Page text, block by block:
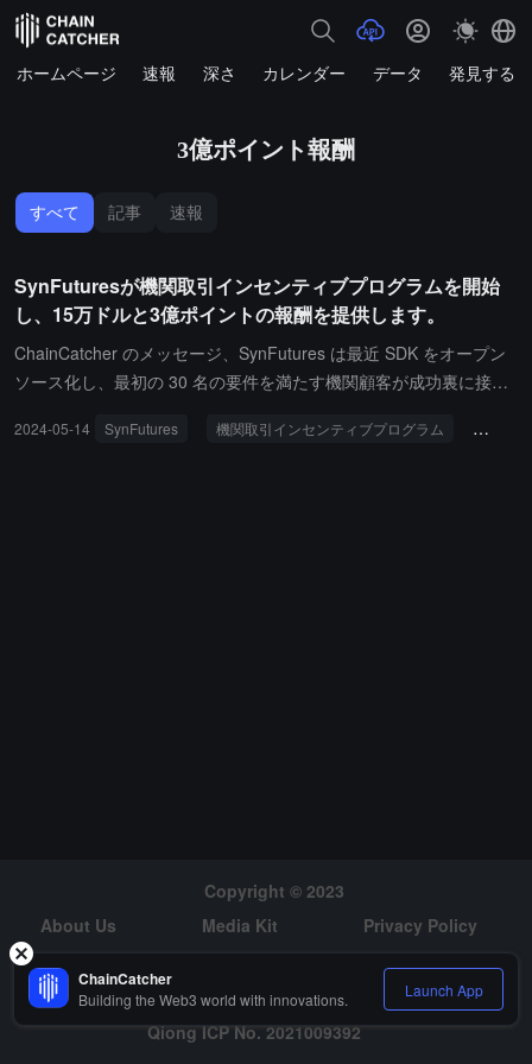
ホームページ 速報 深さ カレンダー データ 発見する
3億ポイント報酬
すべて 記事 速報
SynFuturesが機関取引インセンティブプログラムを開始
し、15万ドルと3億ポイントの報酬を提供します。
ChainCatcher のメッセージ、SynFutures は最近 SDK をオープン
ソース化し、最初の 30 名の要件を満たす機関顧客が成功裏に接続
00 ドルの統合補助金と 1000 万 SynFutures O_O ポイントの報酬
2024-05-14 SynFutures 機関取引インセンティブプログラム 15万ド
Copyright © 2023
About Us
Media Kit
Privacy Policy
Risk Warning
Hiring
Qiong ICP No. 2021009392
ChainCatcher
Building the Web3 world with innovations. Launch App